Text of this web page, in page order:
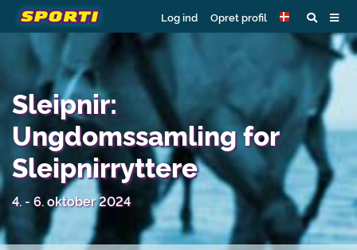
Log ind Opret profil
Sleipnir:
Ungdomssamling for
Sleipnirryttere
4. - 6. oktober 2024